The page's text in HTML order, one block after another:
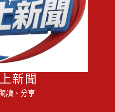
新聞
讀、分享